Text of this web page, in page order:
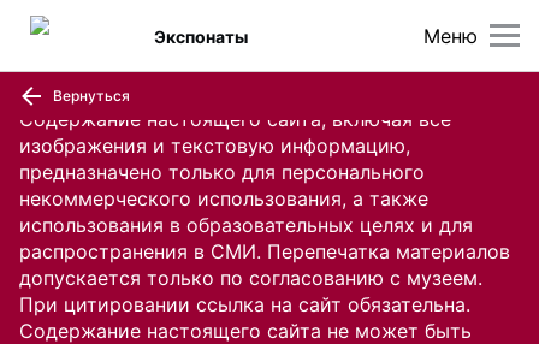
Содержание настоящего сайта, включая все
изображения и текстовую информацию,
предназначено только для персонального
некоммерческого использования, а также
использования в образовательных целях и для
распространения в СМИ. Перепечатка материалов
допускается только по согласованию с музеем.
При цитировании ссылка на сайт обязательна.
Содержание настоящего сайта не может быть
Меню
Экспонаты
Вернуться